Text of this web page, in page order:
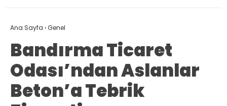
Ana Sayfa ›Genel
Bandırma Ticaret
Odası’ndan Aslanlar
Beton’a Tebrik